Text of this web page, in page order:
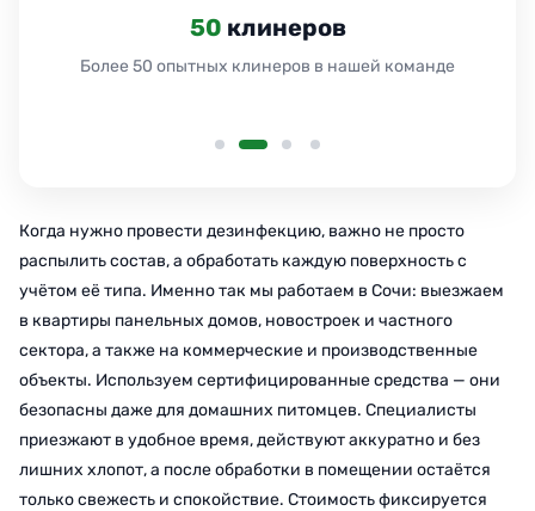
50 клинеров
Более 50 опытных клинеров в нашей команде
Когда нужно провести дезинфекцию, важно не просто
распылить состав, а обработать каждую поверхность с
учётом её типа. Именно так мы работаем в Сочи: выезжаем
в квартиры панельных домов, новостроек и частного
сектора, а также на коммерческие и производственные
объекты. Используем сертифицированные средства — они
безопасны даже для домашних питомцев. Специалисты
приезжают в удобное время, действуют аккуратно и без
лишних хлопот, а после обработки в помещении остаётся
только свежесть и спокойствие. Стоимость фиксируется